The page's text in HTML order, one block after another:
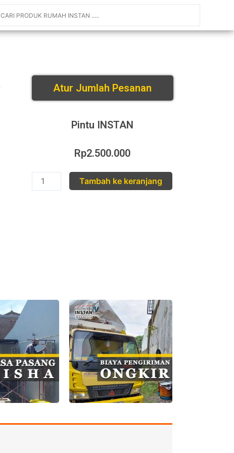
Atur Jumlah Pesanan
Pintu INSTAN
Rp2.500.000
Tambah ke keranjang